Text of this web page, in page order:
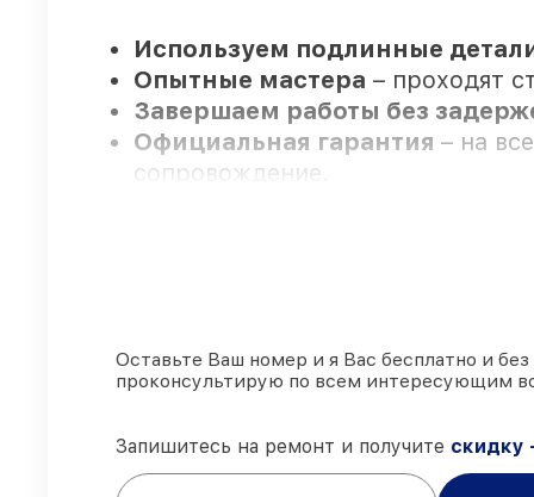
Используем подлинные
Опытные мастера – проходят
Завершаем работы без
Официальная гарантия – на
сопровождение.
заказов по ремонту
90%запчастей FLIR имеются в
Подлинные запчасти FLIR и
85%ремонтов FLIR сделаем за
Оставьте Ваш номер и я Вас бесплатно и без
проконсультирую по всем интересующим
Запишитесь на ремонт и получите скидку